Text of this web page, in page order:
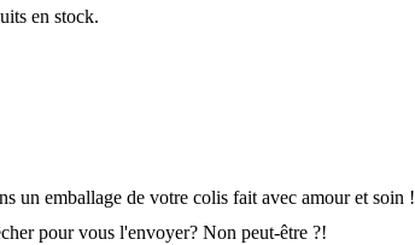
en stock.
un emballage de votre colis fait avec amour et soin !
pour vous l'envoyer? Non peut-être ?!